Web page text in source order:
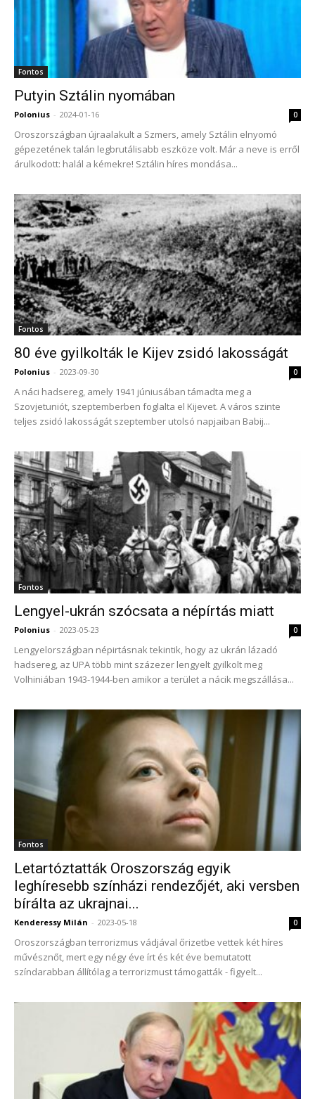
Fontos
Putyin Sztálin nyomában
Polonius - 2024-01-16 0
Oroszországban újraalakult a Szmers, amely Sztálin elnyomó
gépezetének talán legbrutálisabb eszköze volt. Már a neve is erről
árulkodott: halál a kémekre! Sztálin híres mondása...
Fontos
80 éve gyilkolták le Kijev zsidó lakosságát
Polonius - 2023-09-30 0
A náci hadsereg, amely 1941 júniusában támadta meg a
Szovjetuniót, szeptemberben foglalta el Kijevet. A város szinte
teljes zsidó lakosságát szeptember utolsó napjaiban Babij...
Fontos
Lengyel-ukrán szócsata a népírtás miatt
Polonius - 2023-05-23 0
Lengyelországban népirtásnak tekintik, hogy az ukrán lázadó
hadsereg, az UPA több mint százezer lengyelt gyilkolt meg
Volhiniában 1943-1944-ben amikor a terület a nácik megszállása...
Fontos
Letartóztatták Oroszország egyik
leghíresebb színházi rendezőjét, aki versben
bírálta az ukrajnai...
Kenderessy Milán - 2023-05-18 0
Oroszországban terrorizmus vádjával őrizetbe vettek két híres
művésznőt, mert egy négy éve írt és két éve bemutatott
színdarabban állítólag a terrorizmust támogatták - figyelt...